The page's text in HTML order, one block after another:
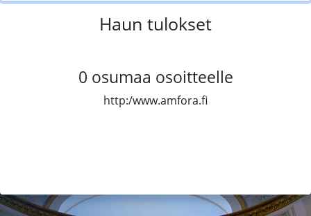
Haun tulokset
0 osumaa osoitteelle
http:/www.amfora.fi